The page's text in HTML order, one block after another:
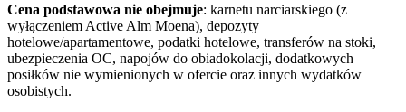
Cena podstawowa nie obejmuje: karnetu narciarskiego (z
wyłączeniem Active Alm Moena), depozyty
hotelowe/apartamentowe, podatki hotelowe, transferów na stoki,
ubezpieczenia OC, napojów do obiadokolacji, dodatkowych
posiłków nie wymienionych w ofercie oraz innych wydatków
osobistych.